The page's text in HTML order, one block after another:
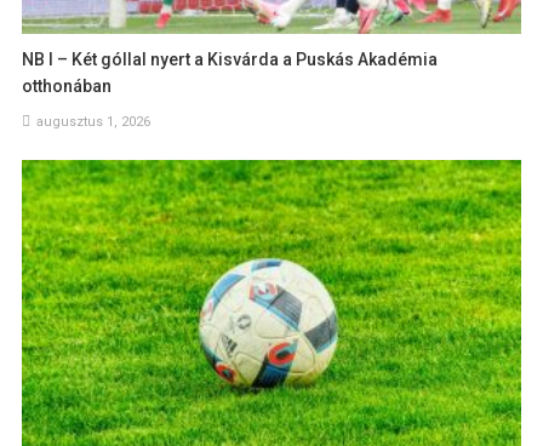
NB I – Két góllal nyert a Kisvárda a Puskás Akadémia
otthonában
augusztus 1, 2026